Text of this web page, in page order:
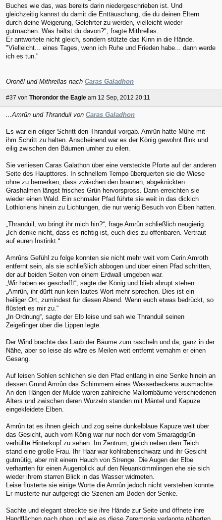
Buches wie das, was bereits darin niedergeschrieben ist. Und
gleichzeitig kannst du damit die Enttäuschung, die du deinen Eltern
durch deine Weigerung, Gelehrter zu werden, vielleicht wieder
gutmachen. Was hältst du davon?", fragte Mithrellas.
Er antwortete nicht gleich, sondern stützte das Kinn in die Hände.
"Vielleicht... eines Tages, wenn ich Ruhe und Frieden habe... dann werde
ich es tun."
Oronêl und Mithrellas nach Caras Galadhon
#37 von Thorondor the Eagle am 12 Sep, 2012 20:11
...Amrûn und Thranduil von Caras Galadhon
Es war ein eiliger Schritt den Thranduil vorgab. Amrûn hatte Mühe mit
ihm Schritt zu halten. Anscheinend war es der König gewohnt flink und
eilig zwischen den Bäumen umher zu eilen.
Sie verliesen Caras Galathon über eine versteckte Pforte auf der anderen
Seite des Haupttores. In schnellem Tempo überquerten sie die Wiese
ohne zu bemerken, dass zwischen den braunen, abgeknickten
Grashalmen längst frisches Grün hervorspross. Dann erreichten sie
wieder einen Wald. Ein schmaler Pfad führte sie weit in das dickich
Lothloriens hinein zu Lichtungen, die nur wenig Besuch von Elben hatten.
„Thranduil, wo bringt ihr mich hin?“, frage Amrûn schließlich neugierig.
„Ich denke nicht, dass es richtig ist, euch dies zu offenbaren. Vertraut
auf euren Instinkt.“
Amrûns Gefühl zu folge konnten sie nicht mehr weit vom Cerin Amroth
entfernt sein, als sie schließlich abbogen und über einen Pfad schritten,
der auf beiden Seiten von einem Erdwall umgeben war.
„Wir haben es geschafft“, sagte der König und blieb abrupt stehen
„Amrûn, ihr dürft nun kein lautes Wort mehr sprechen. Dies ist ein
heiliger Ort, zumindest für diesen Abend. Wenn euch etwas bedrückt, so
flüstert es mir zu.“
„In Ordnung“, sagte der Elb leise und sah wie Thranduil seinen
Zeigefinger über die Lippen legte.
Der Wind brachte das Laub der Bäume zum rascheln und da, ganz in der
Nähe, aber so leise als wäre es Meilen weit entfernt vernahm er einen
Gesang.
Auf leisen Sohlen schlichen sie den Pfad entlang in eine Senke hinein an
dessen Grund Amrûn das Schimmern eines Wasserbeckens ausmachte.
An den Hängen der Mulde waren zahlreiche Mallornbäume verschiedenen
Alters und zwischen deren Wurzeln standen mit Mäntel und Kapuze
eingekleidete Elben.
Amrûn tat es ihnen gleich und zog seine dunkelblaue Kapuze weit über
das Gesicht, auch vom König war nur noch der vom Smaragdgrün
verhüllte Hinterkopf zu sehen. Im Zentrum, gleich neben dem Teich
stand eine große Frau. Ihr Haar war kohlrabenschwarz und ihr Gesicht
gutmütig, aber mit einem Hauch von Strenge. Die Augen der Elbe
verharrten für einen Augenblick auf den Neuankömmlingen ehe sie sich
wieder ihrem starren Blick in das Wasser widmeten.
Leise flüsterte sie einige Worte die Amrûn jedoch nicht verstehen konnte.
Er musterte nur aufgeregt die Szenen am Boden der Senke.
Sachte und elegant streckte sie ihre Hände zur Seite und öffnete ihre